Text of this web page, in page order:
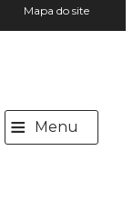
Mapa do site
≡ Menu